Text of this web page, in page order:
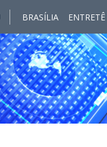
BRASÍLIA ENTRETÊ